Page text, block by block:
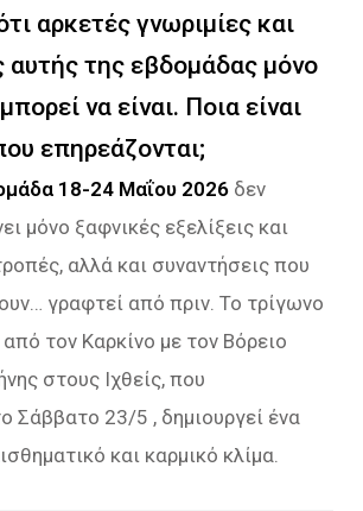
αρκετές γνωριμίες και
αυτής της εβδομάδας μόνο
να είναι. Ποια είναι
επηρεάζονται;
18-24 Μαΐου 2026 δεν
μόνο ξαφνικές εξελίξεις και
αλλά και συναντήσεις που
γραφτεί από πριν. Το τρίγωνο
τον Καρκίνο με τον Βόρειο
στους Ιχθείς, που
Σάββατο 23/5 , δημιουργεί ένα
και καρμικό κλίμα.